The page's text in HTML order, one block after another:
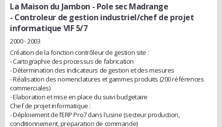
La Maison du Jambon - Pole sec Madrange
- Controleur de gestion industriel/chef de projet
informatique VIF 5/7
2000 - 2003
Création de la fonction contrôleur de gestion site :
- Cartographie des processus de fabrication
- Détermination des indicateurs de gestion et des mesures
- Réalisation des nomenclatures et gammes produits (200 références
commerciales)
- Elaboration et mise en place du suivi budgetaire
Chef de projet informatique :
- Déploiement de l’ERP Pro7 dans l'usine (secteur production,
conditionnement, preparation de commande)